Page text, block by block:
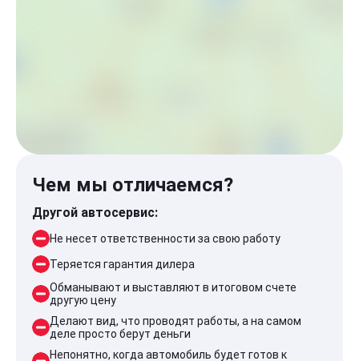
Чем мы отличаемся?
Другой автосервис:
Не несет ответственности за свою работу
Теряется гарантия дилера
Обманывают и выставляют в итоговом счете
другую цену
Делают вид, что проводят работы, а на самом
деле просто берут деньги
Непонятно, когда автомобиль будет готов к